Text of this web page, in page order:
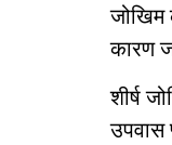
जोखिम
कारण
शीर्ष
उपवास